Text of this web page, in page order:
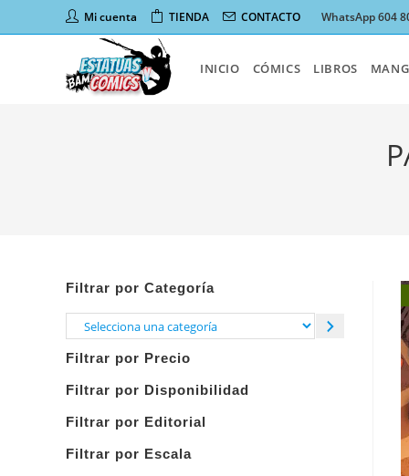
al
Mi cuenta TIENDA CONTACTO WhatsApp 604
INICIO CÓMICS LIBROS
Filtrar por Categoría
Selecciona
categoría
Filtrar por Precio
Filtrar por Disponibilidad
Filtrar por Editorial
Filtrar por Escala